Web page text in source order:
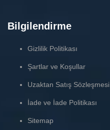
Bilgilendirme
Gizlilik Politikası
Şartlar ve Koşullar
Uzaktan Satış Sözleşmesi
İade ve İade Politikası
Sitemap